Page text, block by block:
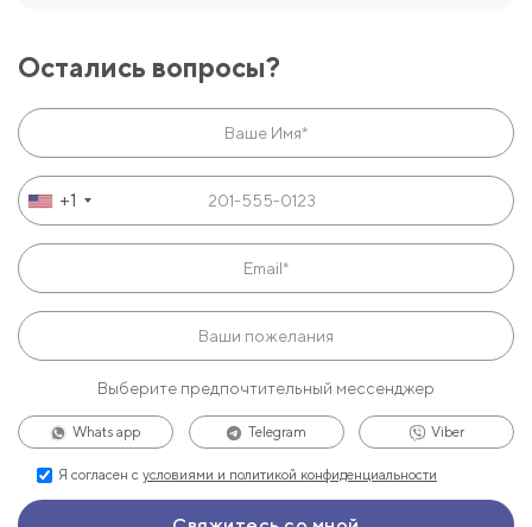
Остались вопросы?
+1
Выберите предпочтительный мессенджер
Whats app Telegram Viber
Я согласен с условиями и политикой конфиденциальности